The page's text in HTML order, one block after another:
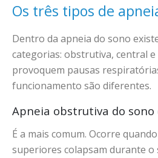
Os três tipos de
Dentro da apneia do sono
categorias: obstrutiva, central
provoquem pausas
funcionamento são diferentes.
Apneia obstrutiva do sono
É a mais comum. Ocorre
superiores colapsam durante o